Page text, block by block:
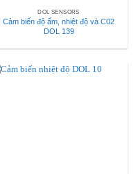
DOL SENSORS
Cảm biến độ ẩm, nhiệt độ và C02
DOL 139